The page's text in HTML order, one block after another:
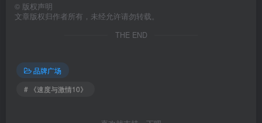
© 版权声明
文章版权归作者所有，未经允许请勿转载。
THE END
品牌广场
# 《速度与激情10》